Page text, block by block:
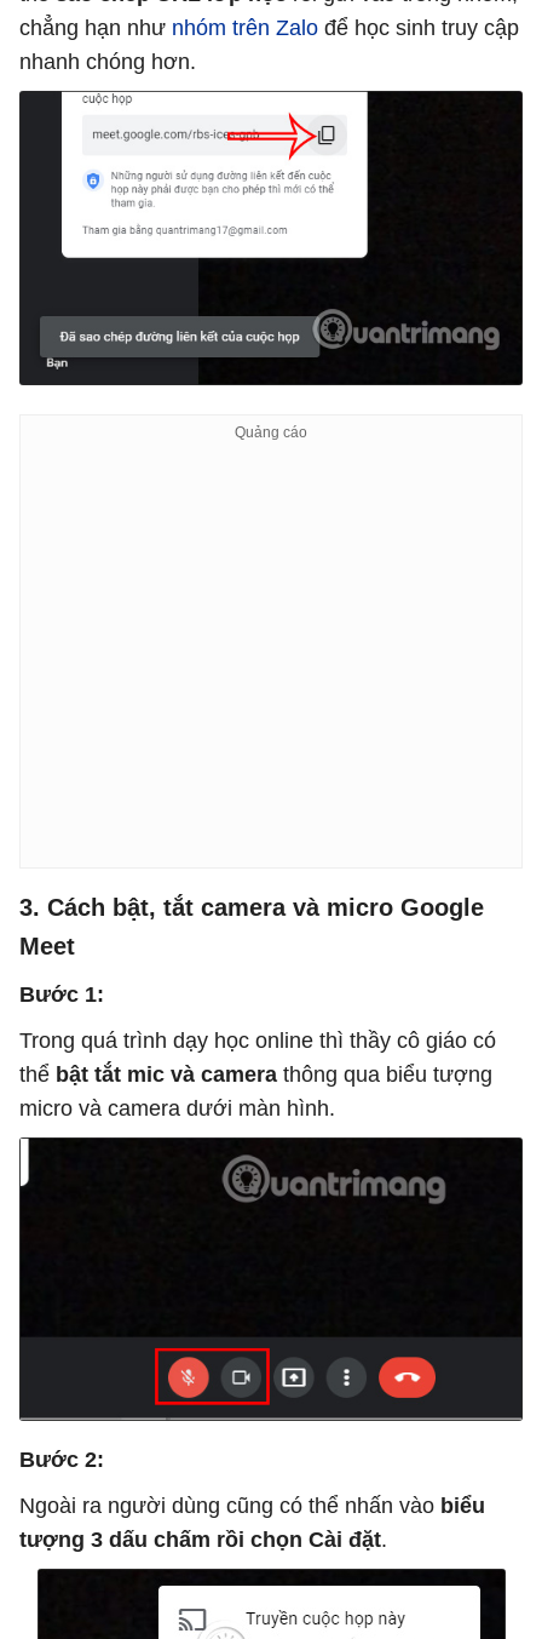
chẳng hạn như nhóm trên Zalo để học sinh truy cập
nhanh chóng hơn.
3. Cách bật, tắt camera và micro Google
Meet
Bước 1:
Trong quá trình dạy học online thì thầy cô giáo có
thể bật tắt mic và camera thông qua biểu tượng
micro và camera dưới màn hình.
Bước 2:
Ngoài ra người dùng cũng có thể nhấn vào biểu
tượng 3 dấu chấm rồi chọn Cài đặt.